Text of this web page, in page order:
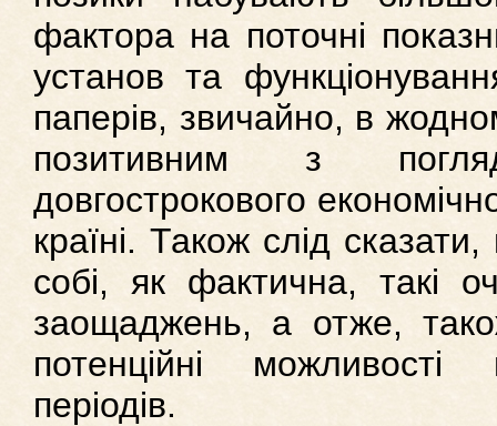
фактора на поточні
установ та
паперів, звичайно, в
позитивним з
довгострокового
країні. Також слід
собі, як фактична, такі
заощаджень, а отже,
потенційні можливості
періодів.